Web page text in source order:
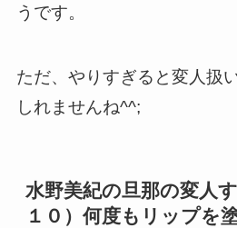
うです。
ただ、やりすぎると変人扱
しれませんね^^;
水野美紀の旦那の変人
１０）何度もリップを